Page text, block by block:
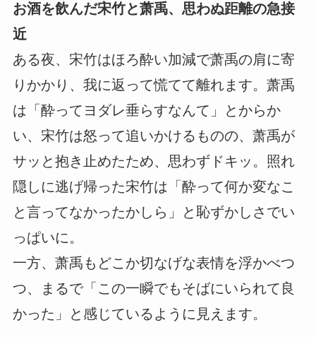
お酒を飲んだ宋竹と萧禹、思わぬ距離の急接
近
ある夜、宋竹はほろ酔い加減で萧禹の肩に寄
りかかり、我に返って慌てて離れます。萧禹
は「酔ってヨダレ垂らすなんて」とからか
い、宋竹は怒って追いかけるものの、萧禹が
サッと抱き止めたため、思わずドキッ。照れ
隠しに逃げ帰った宋竹は「酔って何か変なこ
と言ってなかったかしら」と恥ずかしさでい
っぱいに。
一方、萧禹もどこか切なげな表情を浮かべつ
つ、まるで「この一瞬でもそばにいられて良
かった」と感じているように見えます。